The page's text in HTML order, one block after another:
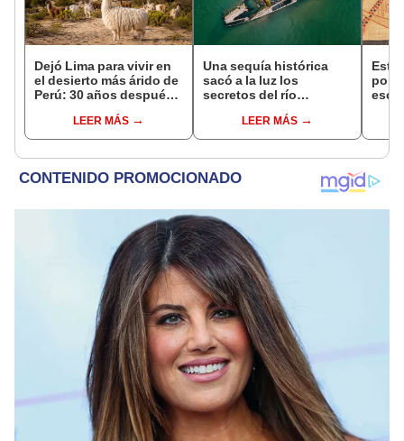
Dejó Lima para vivir en
el desierto más árido de
Perú: 30 años después,
creó un sorprendente
ecosistema
LEER MÁS
Una sequía histórica
sacó a la luz los
secretos del río
Segunda Guerra
Mundial, fósiles de
LEER MÁS
Esta
por